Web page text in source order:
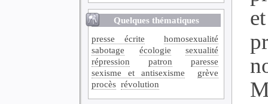
Quelques thématiques
presse écrite
homosexualité
sabotage
écologie
sexualité
répression
patron
paresse
sexisme et antisexisme
grève
procès révolution